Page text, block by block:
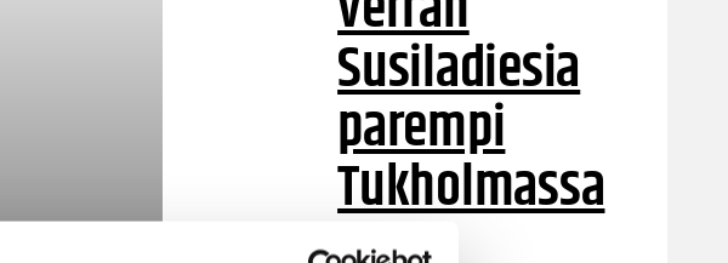
Susiladiesia
parempi
Tukholmassa